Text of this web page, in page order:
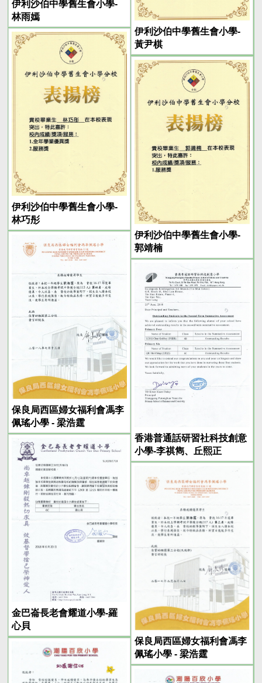
伊利沙伯中學舊生會小學-
林雨嫣
伊利沙伯中學舊生會小學-
黃尹棋
伊利沙伯中學舊生會小學-
林巧彤
伊利沙伯中學舊生會小學-
郭靖楠
保良局西區婦女福利會馮李
佩瑤小學 - 梁浩霆
香港普通話研習社科技創意
小學-李祺雋、丘熙正
金巴崙長老會耀道小學-羅
心貝
保良局西區婦女福利會馮李
佩瑤小學 - 梁浩霆